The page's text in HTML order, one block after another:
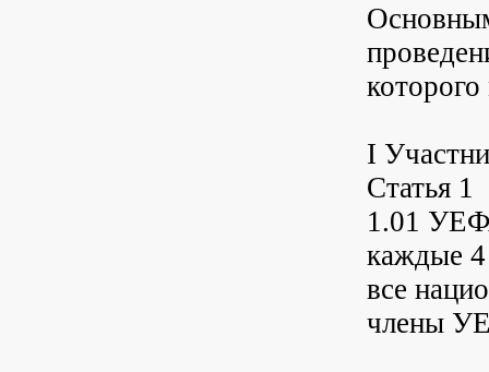
I
Статья 1
1.01
каждые 4
все
члены